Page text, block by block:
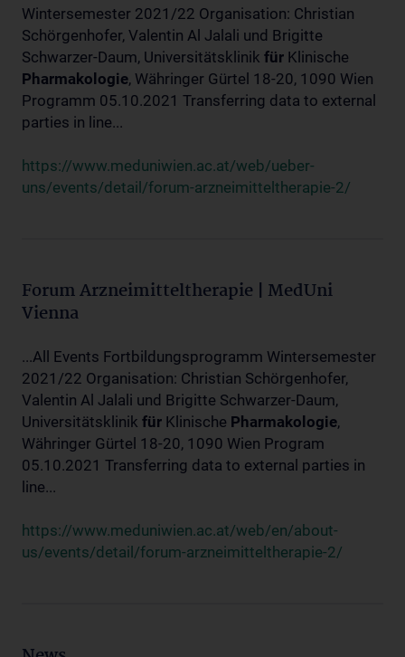
Wintersemester 2021/22 Organisation: Christian
Schörgenhofer, Valentin Al Jalali und Brigitte
Schwarzer-Daum, Universitätsklinik für Klinische
Pharmakologie, Währinger Gürtel 18-20, 1090 Wien
Programm 05.10.2021 Transferring data to external
parties in line...
https://www.meduniwien.ac.at/web/ueber-
uns/events/detail/forum-arzneimitteltherapie-2/
Forum Arzneimitteltherapie | MedUni
Vienna
...All Events Fortbildungsprogramm Wintersemester
2021/22 Organisation: Christian Schörgenhofer,
Valentin Al Jalali und Brigitte Schwarzer-Daum,
Universitätsklinik für Klinische Pharmakologie,
Währinger Gürtel 18-20, 1090 Wien Program
05.10.2021 Transferring data to external parties in
line...
https://www.meduniwien.ac.at/web/en/about-
us/events/detail/forum-arzneimitteltherapie-2/